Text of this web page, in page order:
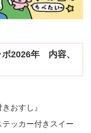
ボ2026年 内容、
おすし』
ッカー付きスイー